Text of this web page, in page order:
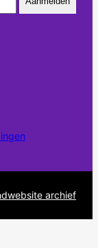
website archief